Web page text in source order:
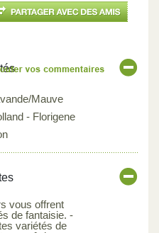
Mauve
- Florigene
vous offrent
de fantaisie. -
variétés de